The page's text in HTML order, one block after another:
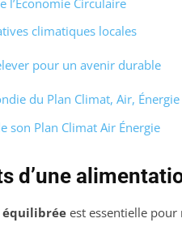
climatiques locales
pour un avenir durable
du Plan Climat, Air,
son Plan Climat Air Énergie
d’une
est essentielle